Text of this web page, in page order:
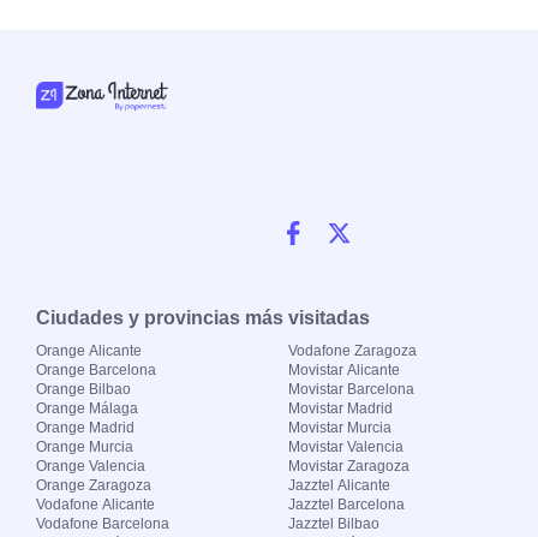
Ciudades y provincias más visitadas
Orange Alicante
Orange Barcelona
Orange Bilbao
Orange Málaga
Orange Madrid
Orange Murcia
Orange Valencia
Orange Zaragoza
Vodafone Alicante
Vodafone Barcelona
Vodafone Zaragoza
Movistar Alicante
Movistar Barcelona
Movistar Madrid
Movistar Murcia
Movistar Valencia
Movistar Zaragoza
Jazztel Alicante
Jazztel Barcelona
Jazztel Bilbao